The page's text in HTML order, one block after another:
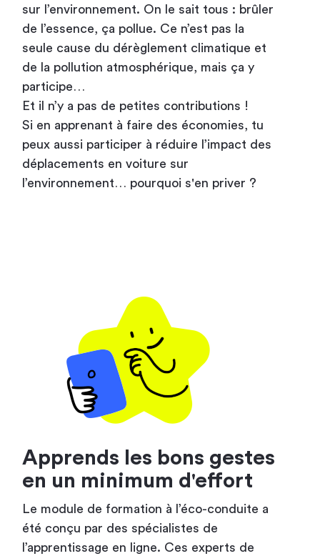
sur l’environnement. On le sait tous : brûler
de l’essence, ça pollue. Ce n’est pas la
seule cause du dérèglement climatique et
de la pollution atmosphérique, mais ça y
participe…
Et il n’y a pas de petites contributions !
Si en apprenant à faire des économies, tu
peux aussi participer à réduire l’impact des
déplacements en voiture sur
l’environnement… pourquoi s'en priver ?
Apprends les bons gestes
en un minimum d'effort
Le module de formation à l’éco-conduite a
été conçu par des spécialistes de
l’apprentissage en ligne. Ces experts de